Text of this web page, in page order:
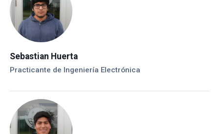
Sebastian Huerta
Practicante de Ingeniería Electrónica